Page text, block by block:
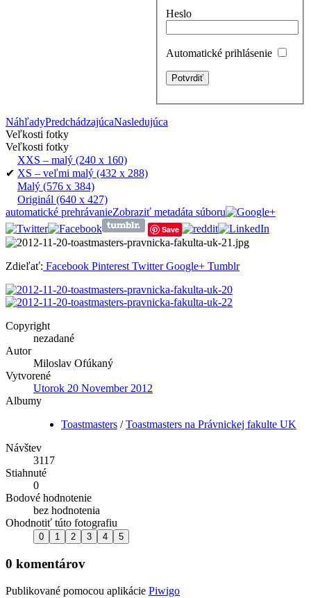
Heslo
Automatické prihlásenie
NáhľadyPredchádzajúcaNasledujúca
Veľkosti fotky
Veľkosti fotky
XXS – malý (240 x 160)
✔ XS – veľmi malý (432 x 288)
Malý (576 x 384)
Originál (640 x 427)
automatické prehrávanieZobraziť metadáta súboru
Save
Zdieľať: Facebook Pinterest Twitter Google+ Tumblr
Copyright
nezadané
Autor
Miloslav Ofúkaný
Vytvorené
Utorok 20 November 2012
Albumy
Toastmasters /Toastmasters na Právnickej fakulte UK
Návštev
3117
Stiahnuté
0
Bodové hodnotenie
bez hodnotenia
Ohodnotiť túto fotografiu
0 komentárov
Publikované pomocou aplikácie Piwigo